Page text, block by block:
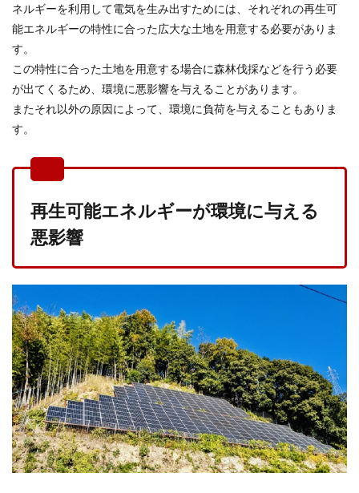
ネルギーを利用して電気を生み出すためには、それぞれの再生可
能エネルギーの特性に合った広大な土地を用意する必要がありま
す。
この特性に合った土地を用意する場合に森林伐採などを行う必要
が出てくるため、環境に悪影響を与えることがあります。
またそれ以外の原因によって、環境に負荷を与えることもありま
す。
再生可能エネルギーが環境に与える
悪影響